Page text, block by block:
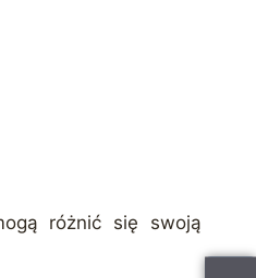
różnić się swoją